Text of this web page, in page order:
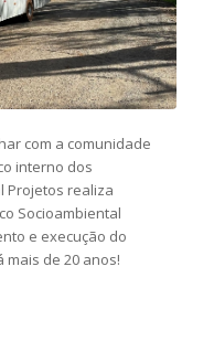
com a comunidade
interno dos
Projetos realiza
Socioambiental
e execução do
mais de 20 anos!